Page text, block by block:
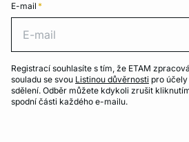
E-mail *
Registrací souhlasíte s tím, že ETAM
souladu se svou Listinou důvěrnosti pro
sdělení. Odběr můžete kdykoli zrušit
spodní části každého e-mailu.